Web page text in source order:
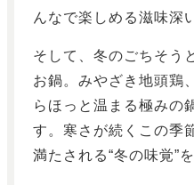
んなで楽しめる滋味深
そして、冬のごちそう
お鍋。みやざき地頭鶏
らほっと温まる極みの
す。寒さが続くこの季
満たされる“冬の味覚”